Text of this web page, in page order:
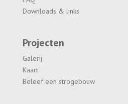
Downloads & links
Projecten
Galerij
Kaart
Beleef een strogebouw